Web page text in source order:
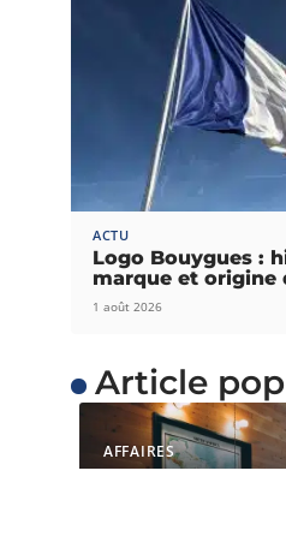
ACTU
Logo Bouygues :
marque et origine
1 août 2026
Article
AFFAIRES